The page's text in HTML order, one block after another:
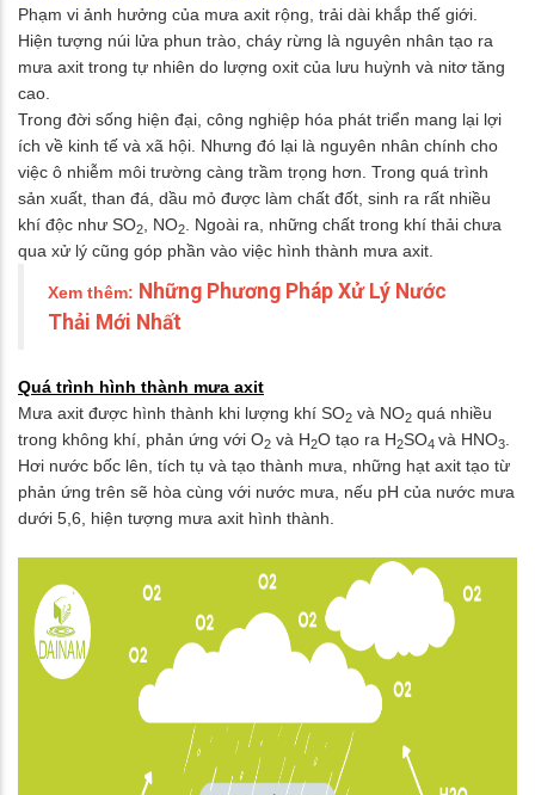
Phạm vi ảnh hưởng của mưa axit rộng, trải dài khắp thế giới.
Hiện tượng núi lửa phun trào, cháy rừng là nguyên nhân tạo ra
mưa axit trong tự nhiên do lượng oxit của lưu huỳnh và nitơ tăng
cao.
Trong đời sống hiện đại, công nghiệp hóa phát triển mang lại lợi
ích về kinh tế và xã hội. Nhưng đó lại là nguyên nhân chính cho
việc ô nhiễm môi trường càng trầm trọng hơn. Trong quá trình
sản xuất, than đá, dầu mỏ được làm chất đốt, sinh ra rất nhiều
khí độc như SO2, NO2. Ngoài ra, những chất trong khí thải chưa
qua xử lý cũng góp phần vào việc hình thành mưa axit.
Xem thêm: Những Phương Pháp Xử Lý Nước
Thải Mới Nhất
Quá trình hình thành mưa axit
Mưa axit được hình thành khi lượng khí SO2 và NO2 quá nhiều
trong không khí, phản ứng với O2 và H2O tạo ra H2SO4 và HNO3.
Hơi nước bốc lên, tích tụ và tạo thành mưa, những hạt axit tạo từ
phản ứng trên sẽ hòa cùng với nước mưa, nếu pH của nước mưa
dưới 5,6, hiện tượng mưa axit hình thành.